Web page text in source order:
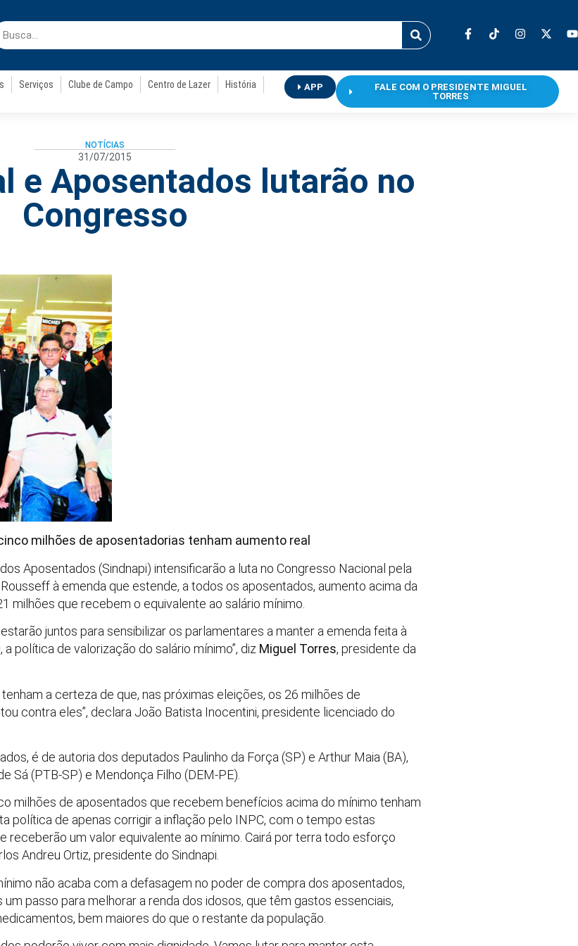
Serviços Clube de Campo Centro de Lazer
História
APP
FALE COM O PRESIDENTE MIGUEL
TORRES
NOTÍCIAS
31/07/2015
e Aposentados lutarão no
Congresso
milhões de aposentadorias tenham aumento real
Aposentados (Sindnapi) intensificarão a luta no Congresso Nacional pela
à emenda que estende, a todos os aposentados, aumento acima da
milhões que recebem o equivalente ao salário mínimo.
juntos para sensibilizar os parlamentares a manter a emenda feita à
política de valorização do salário mínimo”, diz Miguel Torres, presidente da
a certeza de que, nas próximas eleições, os 26 milhões de
contra eles”, declara João Batista Inocentini, presidente licenciado do
é de autoria dos deputados Paulinho da Força (SP) e Arthur Maia (BA),
Sá (PTB-SP) e Mendonça Filho (DEM-PE).
milhões de aposentados que recebem benefícios acima do mínimo tenham
política de apenas corrigir a inflação pelo INPC, com o tempo estas
receberão um valor equivalente ao mínimo. Cairá por terra todo esforço
Andreu Ortiz, presidente do Sindnapi.
não acaba com a defasagem no poder de compra dos aposentados,
passo para melhorar a renda dos idosos, que têm gastos essenciais,
bem maiores do que o restante da população.